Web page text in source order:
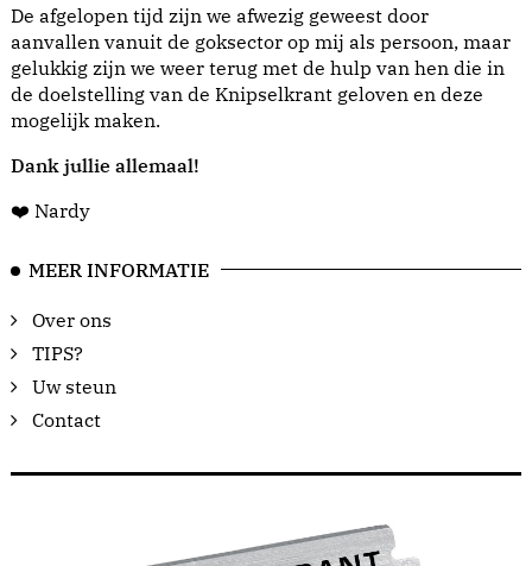
De afgelopen tijd zijn we afwezig geweest door
aanvallen vanuit de goksector op mij als persoon, maar
gelukkig zijn we weer terug met de hulp van hen die in
de doelstelling van de Knipselkrant geloven en deze
mogelijk maken.
Dank jullie allemaal!
❤️ Nardy
MEER INFORMATIE
Over ons
TIPS?
Uw steun
Contact